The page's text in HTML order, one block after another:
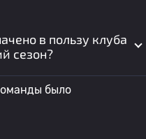
в пользу клуба
сезон?
было